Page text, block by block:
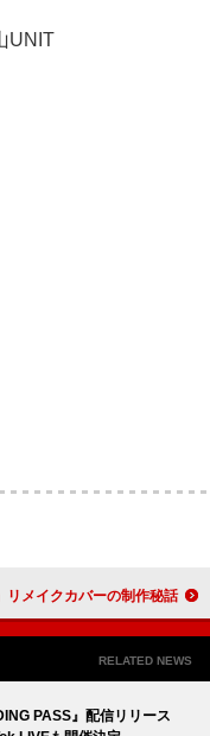
UNIT
が語る、BE:FIRSTによるジャクソン5「I Want You Back」リメイクカバーの制作秘話
RELATED NEWS
PASS』配信リリース